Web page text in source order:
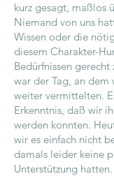
kurz gesagt, maßlos
Niemand von uns
Wissen oder die
diesem Charakter-
Bedürfnissen
war der Tag, an dem
weiter vermittelten.
Erkenntnis, daß wir
werden konnten.
wir es einfach nicht
damals leider keine
Unterstützung